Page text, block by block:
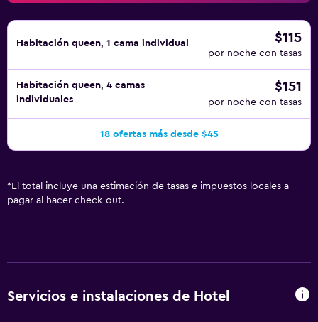
Habitación queen, 1 cama individual $115
por noche con tasas
Habitación queen, 4 camas
individuales
$151
por noche con tasas
18 ofertas más desde $45
* El total incluye una estimación de tasas e impuestos locales a
pagar al hacer check-out.
Servicios e instalaciones de Hotel